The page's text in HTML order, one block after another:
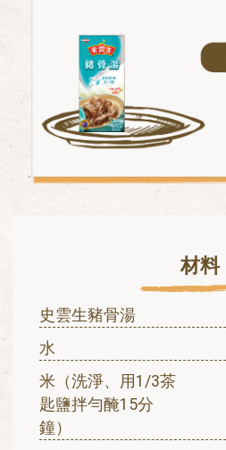
材料
史雲生豬骨湯
水
米（洗淨、用1/3茶
匙鹽拌勻醃15分
鐘）